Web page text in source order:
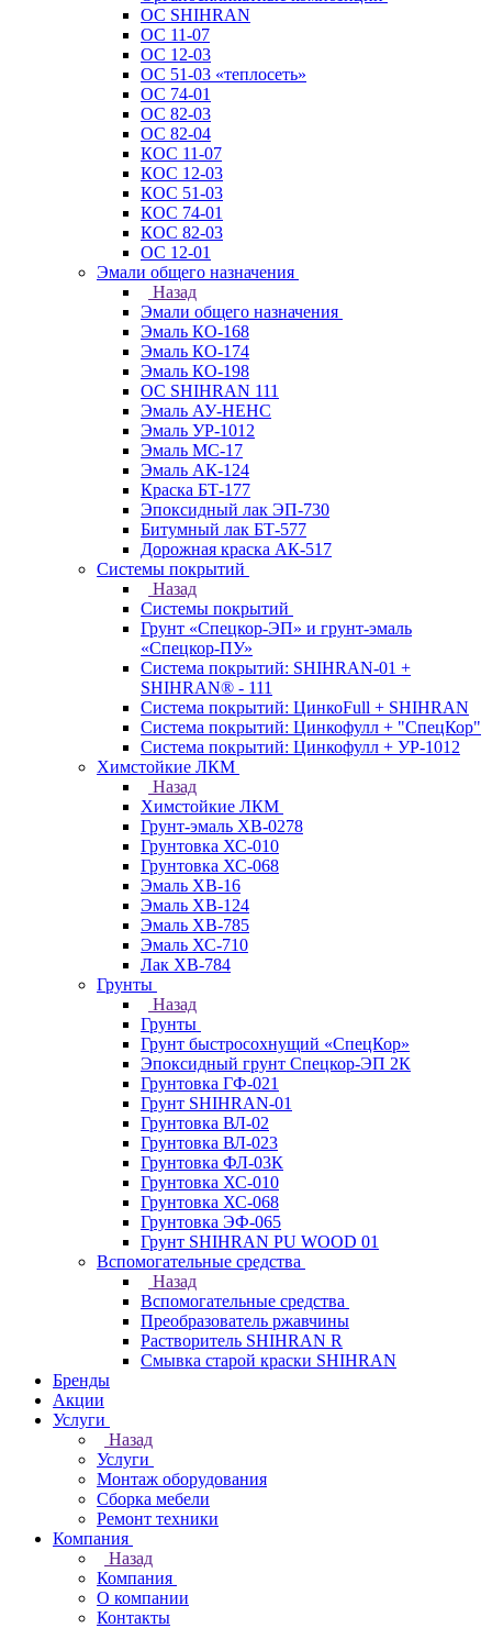
ОС SHIHRAN
ОС 11-07
ОС 12-03
ОС 51-03 «теплосеть»
ОС 74-01
ОС 82-03
ОС 82-04
КОС 11-07
КОС 12-03
КОС 51-03
КОС 74-01
КОС 82-03
ОС 12-01
Эмали общего назначения
Назад
Эмали общего назначения
Эмаль КО-168
Эмаль КО-174
Эмаль КО-198
ОС SHIHRAN 111
Эмаль АУ-НЕНС
Эмаль УР-1012
Эмаль МС-17
Эмаль АК-124
Краска БТ-177
Эпоксидный лак ЭП-730
Битумный лак БТ-577
Дорожная краска АК-517
Системы покрытий
Назад
Системы покрытий
Грунт «Спецкор-ЭП» и грунт-эмаль
«Спецкор-ПУ»
Система покрытий: SHIHRAN-01 +
SHIHRAN® - 111
Система покрытий: ЦинкоFull + SHIHRAN
Система покрытий: Цинкофулл + "СпецКор"
Система покрытий: Цинкофулл + УР-1012
Химстойкие ЛКМ
Назад
Химстойкие ЛКМ
Грунт-эмаль ХВ-0278
Грунтовка ХС-010
Грунтовка ХС-068
Эмаль ХВ-16
Эмаль ХВ-124
Эмаль ХВ-785
Эмаль ХС-710
Лак ХВ-784
Грунты
Назад
Грунты
Грунт быстросохнущий «СпецКор»
Эпоксидный грунт Спецкор-ЭП 2К
Грунтовка ГФ-021
Грунт SHIHRAN-01
Грунтовка ВЛ-02
Грунтовка ВЛ-023
Грунтовка ФЛ-03К
Грунтовка ХС-010
Грунтовка ХС-068
Грунтовка ЭФ-065
Грунт SHIHRAN PU WOOD 01
Вспомогательные средства
Назад
Вспомогательные средства
Преобразователь ржавчины
Растворитель SHIHRAN R
Смывка старой краски SHIHRAN
Бренды
Акции
Услуги
Назад
Услуги
Монтаж оборудования
Сборка мебели
Ремонт техники
Компания
Назад
Компания
О компании
Контакты